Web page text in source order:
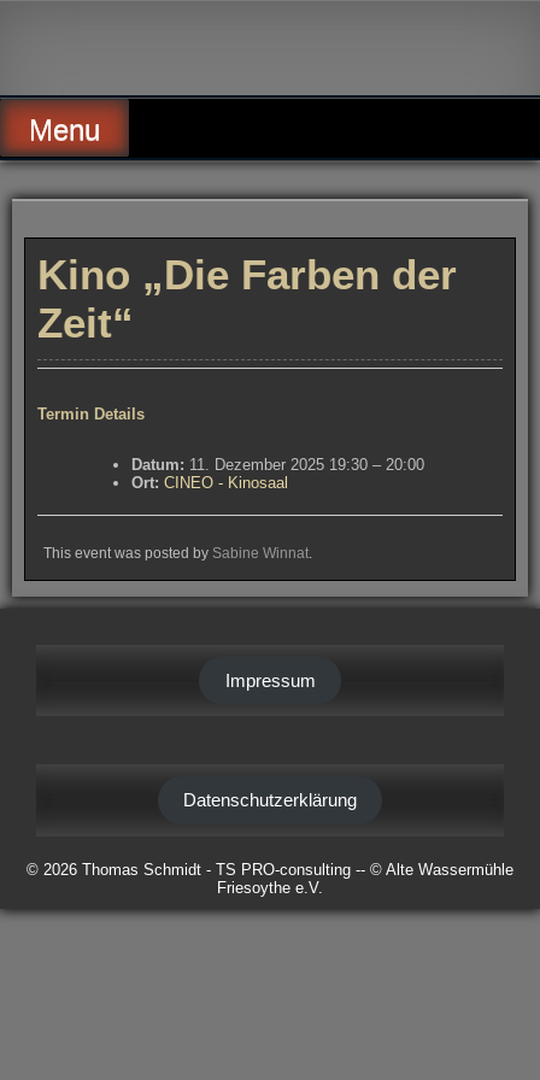
Menu
Kino „Die Farben der
Zeit“
Termin Details
Datum: 11. Dezember 2025 19:30 – 20:00
Ort: CINEO - Kinosaal
This event was posted by Sabine Winnat.
Impressum
Datenschutzerklärung
© 2026 Thomas Schmidt - TS PRO-consulting -- © Alte Wassermühle
Friesoythe e.V.